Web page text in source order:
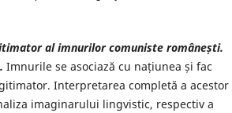
al imnurilor comuniste românești.
Imnurile se asociază cu națiunea și fac
Interpretarea completă a acestor
imaginarului lingvistic, respectiv a